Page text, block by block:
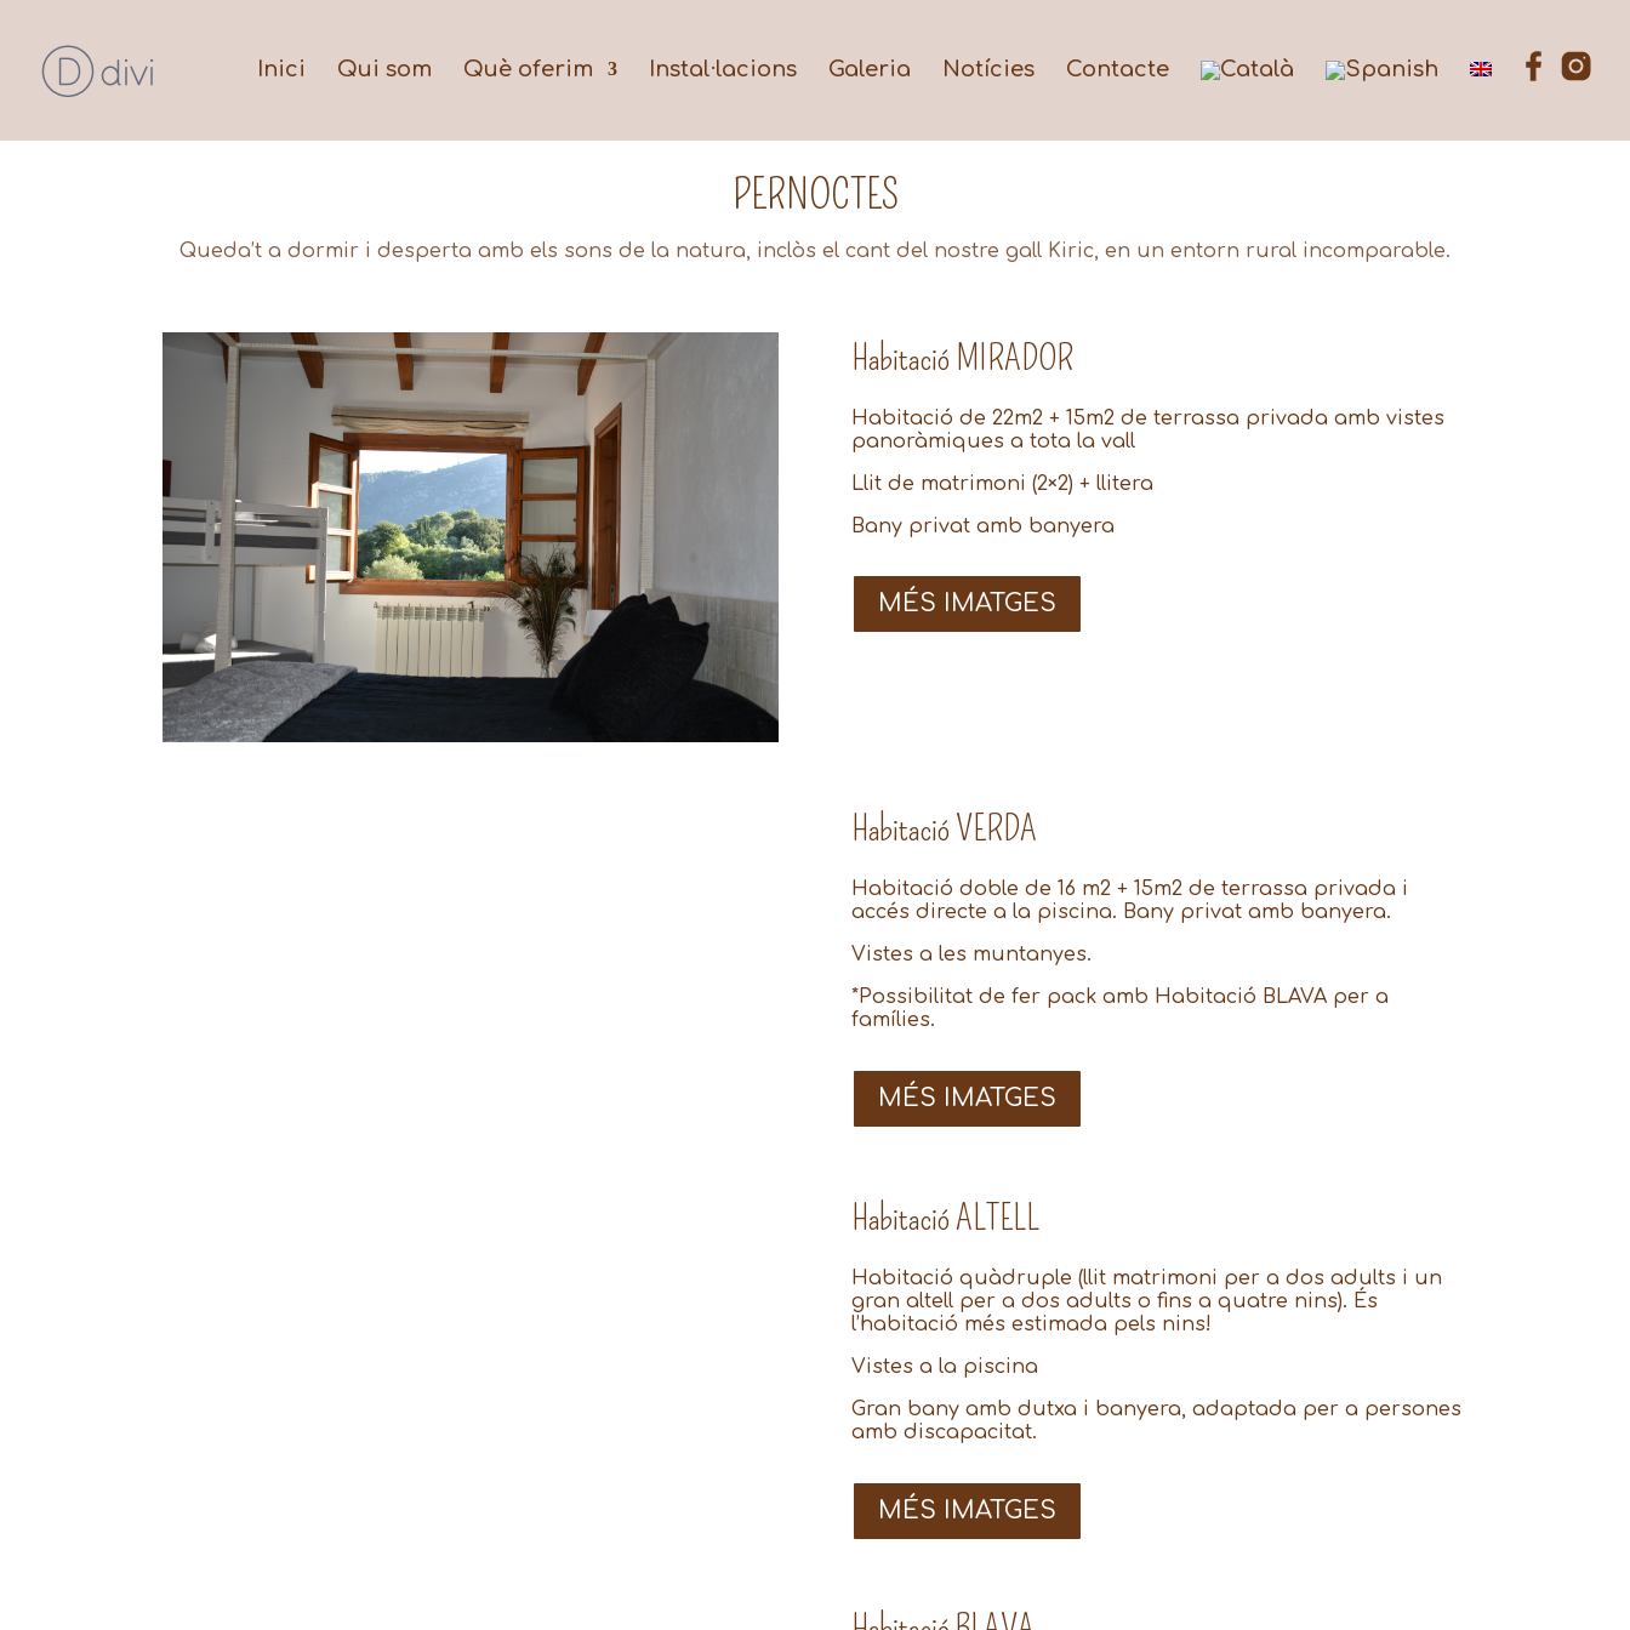
Inici Qui som Què oferim Instal·lacions Galeria Notícies Contacte
PERNOCTES
Queda’t a dormir i desperta amb els sons de la natura, inclòs el cant del nostre gall Kiric, en un entorn rural incomparable.
Habitació MIRADOR
Habitació de 22m2 + 15m2 de terrassa privada amb vistes
panoràmiques a tota la vall
Llit de matrimoni (2×2) + llitera
Bany privat amb banyera
MÉS IMATGES
Habitació VERDA
Habitació doble de 16 m2 + 15m2 de terrassa privada i
accés directe a la piscina. Bany privat amb banyera.
Vistes a les muntanyes.
*Possibilitat de fer pack amb Habitació BLAVA per a
famílies.
MÉS IMATGES
Habitació ALTELL
Habitació quàdruple (llit matrimoni per a dos adults i un
gran altell per a dos adults o fins a quatre nins). És
l’habitació més estimada pels nins!
Vistes a la piscina
Gran bany amb dutxa i banyera, adaptada per a persones
amb discapacitat.
MÉS IMATGES